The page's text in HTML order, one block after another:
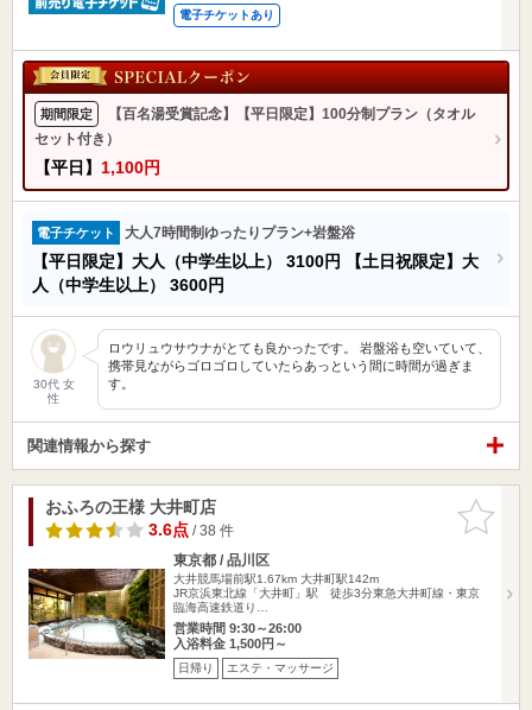
電子チケットあり
期間限定
【百名湯受賞記念】【平日限定】100分制プラン（タオル
セット付き）
【平日】 1,100円
電子チケット 大人7時間制ゆったりプラン+岩盤浴
【平日限定】大人（中学生以上） 3100円
【土日祝限定】大
人（中学生以上） 3600円
30代 女
性
ロウリュウサウナがとても良かったです。 岩盤浴も空いていて、
携帯見ながらゴロゴロしていたらあっという間に時間が過ぎま
す。
関連情報から探す
お気に入
りに追加
おふろの王様 大井町店
3.6点/ 38 件
東京都 / 品川区
大井競馬場前駅1.67km 大井町駅142m
JR京浜東北線「大井町」駅 徒歩3分東急大井町線・東京
臨海高速鉄道り…
営業時間 9:30～26:00
入浴料金 1,500円～
日帰り エステ・マッサージ